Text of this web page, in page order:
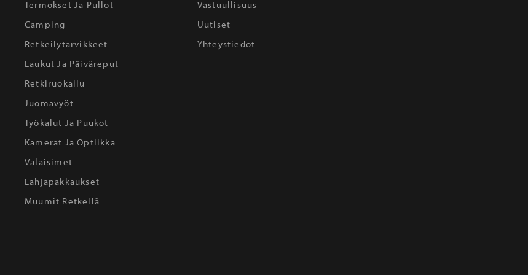
Termokset Ja Pullot
Camping
Retkeilytarvikkeet
Laukut Ja Päiväreput
Retkiruokailu
Juomavyöt
Työkalut Ja Puukot
Kamerat Ja Optiikka
Valaisimet
Lahjapakkaukset
Muumit Retkellä
Vastuullisuus
Uutiset
Yhteystiedot